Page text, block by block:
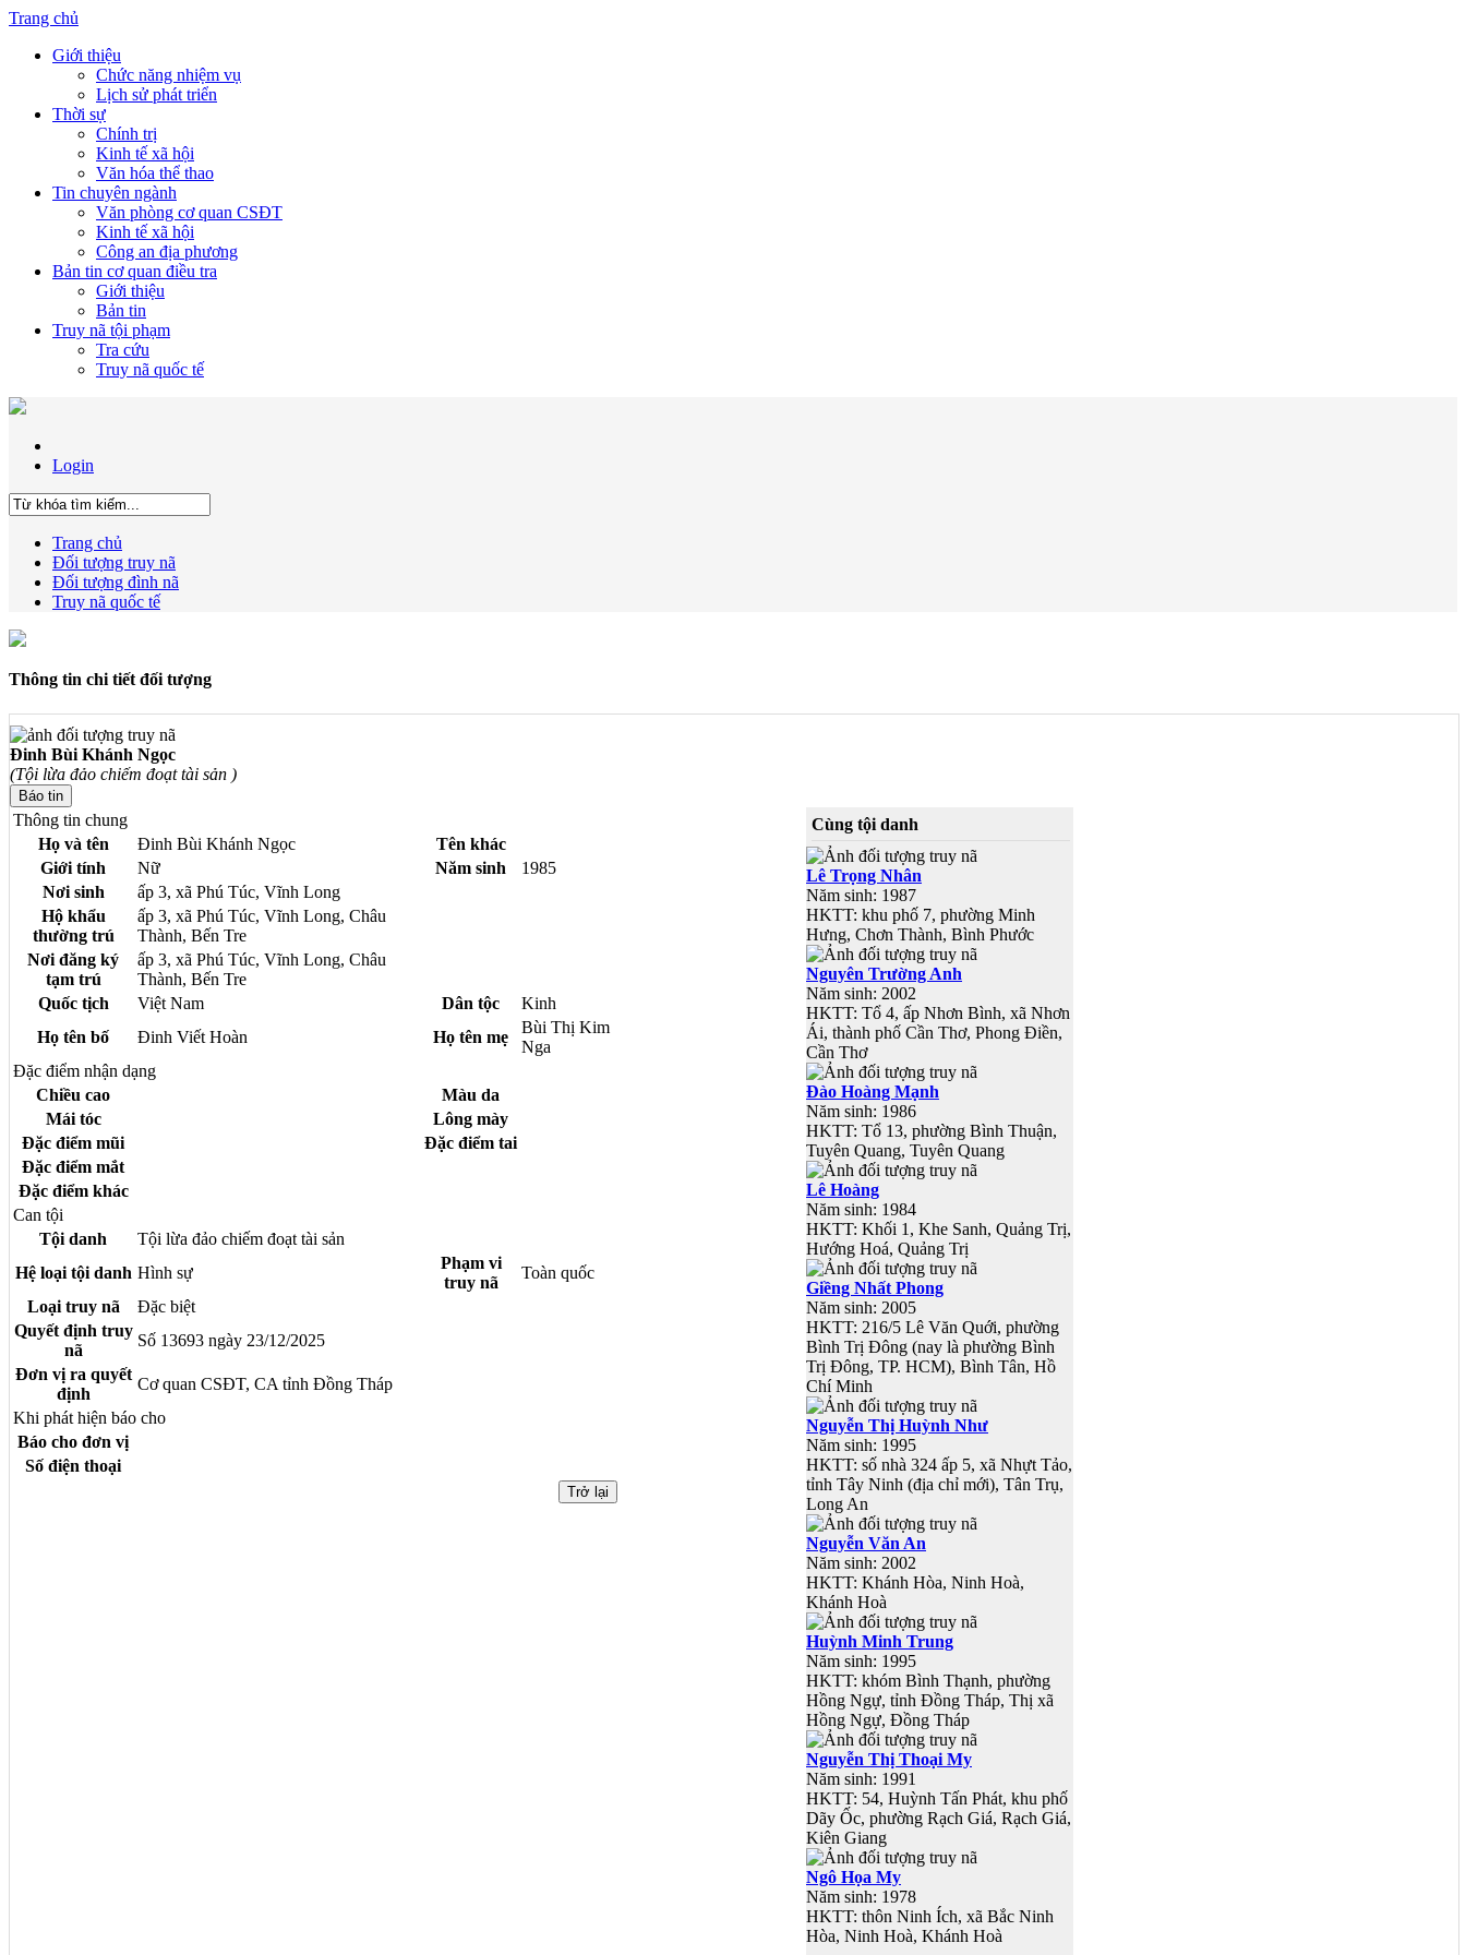
Trang chủ
Giới thiệu
Chức năng nhiệm vụ
Lịch sử phát triển
Thời sự
Chính trị
Kinh tế xã hội
Văn hóa thể thao
Tin chuyên ngành
Văn phòng cơ quan CSĐT
Kinh tế xã hội
Công an địa phương
Bản tin cơ quan điều tra
Giới thiệu
Bản tin
Truy nã tội phạm
Tra cứu
Truy nã quốc tế
Login
Trang chủ
Đối tượng truy nã
Đối tượng đình nã
Truy nã quốc tế
Thông tin chi tiết đối tượng
Đinh Bùi Khánh Ngọc
(Tội lừa đảo chiếm đoạt tài sản )
Thông tin chung
Họ và tên
Đinh Bùi Khánh Ngọc
Tên khác
Giới tính
Nữ Năm sinh
1985
Nơi sinh
ấp 3, xã Phú Túc, Vĩnh Long
Hộ khẩu
thường trú
ấp 3, xã Phú Túc, Vĩnh Long, Châu
Thành, Bến Tre
Nơi đăng ký
tạm trú
ấp 3, xã Phú Túc, Vĩnh Long, Châu
Thành, Bến Tre
Quốc tịch
Việt Nam Dân tộc
Kinh
Họ tên bố
Đinh Viết Hoàn Họ tên mẹ
Bùi Thị Kim
Nga
Đặc điểm nhận dạng
Chiều cao
Màu da
Mái tóc
Lông mày
Đặc điểm mũi
Đặc điểm tai
Đặc điểm mắt
Đặc điểm khác
Can tội
Tội danh
Tội lừa đảo chiếm đoạt tài sản
Hệ loại tội danh Hình sự
Phạm vi
truy nã
Toàn quốc
Loại truy nã
Đặc biệt
Quyết định truy
nã
Số 13693 ngày 23/12/2025
Đơn vị ra quyết
định
Cơ quan CSĐT, CA tỉnh Đồng Tháp
Khi phát hiện báo cho
Báo cho đơn vị
Số điện thoại
Cùng tội danh
Lê Trọng Nhân
Năm sinh: 1987
HKTT: khu phố 7, phường Minh
Hưng, Chơn Thành, Bình Phước
Nguyên Trường Anh
Năm sinh: 2002
HKTT: Tổ 4, ấp Nhơn Bình, xã Nhơn
Ái, thành phố Cần Thơ, Phong Điền,
Cần Thơ
Đào Hoàng Mạnh
Năm sinh: 1986
HKTT: Tổ 13, phường Bình Thuận,
Tuyên Quang, Tuyên Quang
Lê Hoàng
Năm sinh: 1984
HKTT: Khối 1, Khe Sanh, Quảng Trị,
Hướng Hoá, Quảng Trị
Giềng Nhất Phong
Năm sinh: 2005
HKTT: 216/5 Lê Văn Quới, phường
Bình Trị Đông (nay là phường Bình
Trị Đông, TP. HCM), Bình Tân, Hồ
Chí Minh
Nguyễn Thị Huỳnh Như
Năm sinh: 1995
HKTT: số nhà 324 ấp 5, xã Nhựt Tảo,
tỉnh Tây Ninh (địa chỉ mới), Tân Trụ,
Long An
Nguyễn Văn An
Năm sinh: 2002
HKTT: Khánh Hòa, Ninh Hoà,
Khánh Hoà
Huỳnh Minh Trung
Năm sinh: 1995
HKTT: khóm Bình Thạnh, phường
Hồng Ngự, tỉnh Đồng Tháp, Thị xã
Hồng Ngự, Đồng Tháp
Nguyễn Thị Thoại My
Năm sinh: 1991
HKTT: 54, Huỳnh Tấn Phát, khu phố
Dãy Ốc, phường Rạch Giá, Rạch Giá,
Kiên Giang
Ngô Họa My
Năm sinh: 1978
HKTT: thôn Ninh Ích, xã Bắc Ninh
Hòa, Ninh Hoà, Khánh Hoà